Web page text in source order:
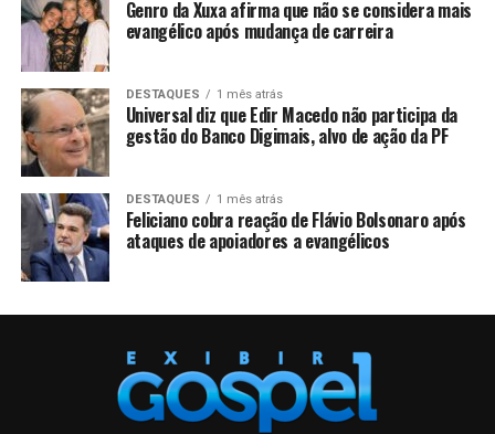
Genro da Xuxa afirma que não se considera mais
evangélico após mudança de carreira
DESTAQUES 1 mês atrás
Universal diz que Edir Macedo não participa da
gestão do Banco Digimais, alvo de ação da PF
DESTAQUES 1 mês atrás
Feliciano cobra reação de Flávio Bolsonaro após
ataques de apoiadores a evangélicos